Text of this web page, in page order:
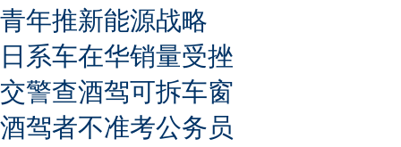
青年推新能源战略
日系车在华销量受挫
交警查酒驾可拆车窗
酒驾者不准考公务员